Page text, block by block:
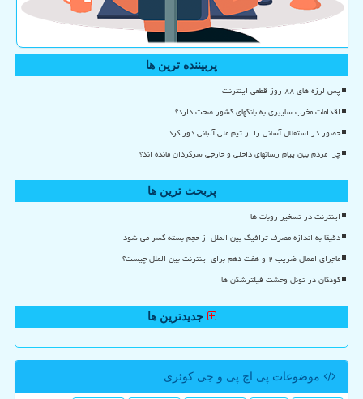
پربیننده ترین ها
پس لرزه های ۸۸ روز قطعی اینترنت
اقدامات مخرب سایبری به بانکهای کشور صحت دارد؟
حضور در استقلال آسانی را از تیم ملی آلبانی دور کرد
چرا مردم بین پیام رسانهای داخلی و خارجی سرگردان مانده اند؟
پربحث ترین ها
اینترنت در تسخیر روبات ها
دقیقا به اندازه مصرف ترافیک بین الملل از حجم بسته کسر می شود
ماجرای اعمال ضریب ۲ و هفت دهم برای اینترنت بین الملل چیست؟
کودکان در تونل وحشت فیلترشکن ها
جدیدترین ها
موضوعات پی اچ پی و جی كوئری